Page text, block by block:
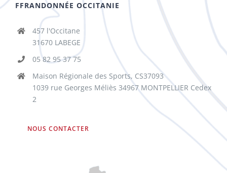
FFRANDONNÉE OCCITANIE
457 l'Occitane
31670 LABEGE
05 82 95 37 75
Maison Régionale des Sports, CS37093
1039 rue Georges Méliès 34967 MONTPELLIER Cedex
2
NOUS CONTACTER